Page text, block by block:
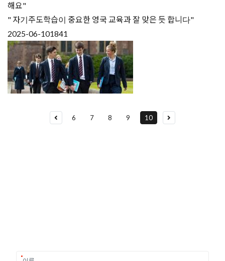
해요"
" 자기주도학습이 중요한 영국 교육과 잘 맞은 듯 합니다"
2025-06-101841
6 7 8 9 10